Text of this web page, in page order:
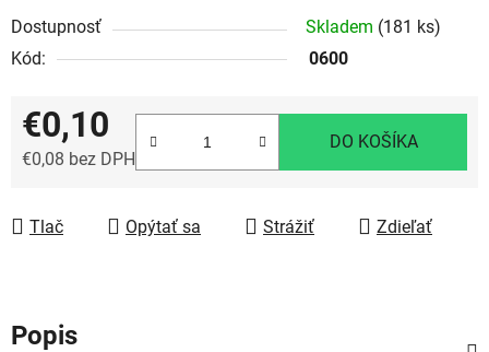
Dostupnosť Skladem (181 ks)
Kód:
0600
€0,10
€0,08 bez DPH
DO KOŠÍKA
Tlač Opýtať sa Strážiť Zdieľať
Popis